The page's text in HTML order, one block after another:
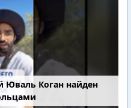
Юваль Коган найден